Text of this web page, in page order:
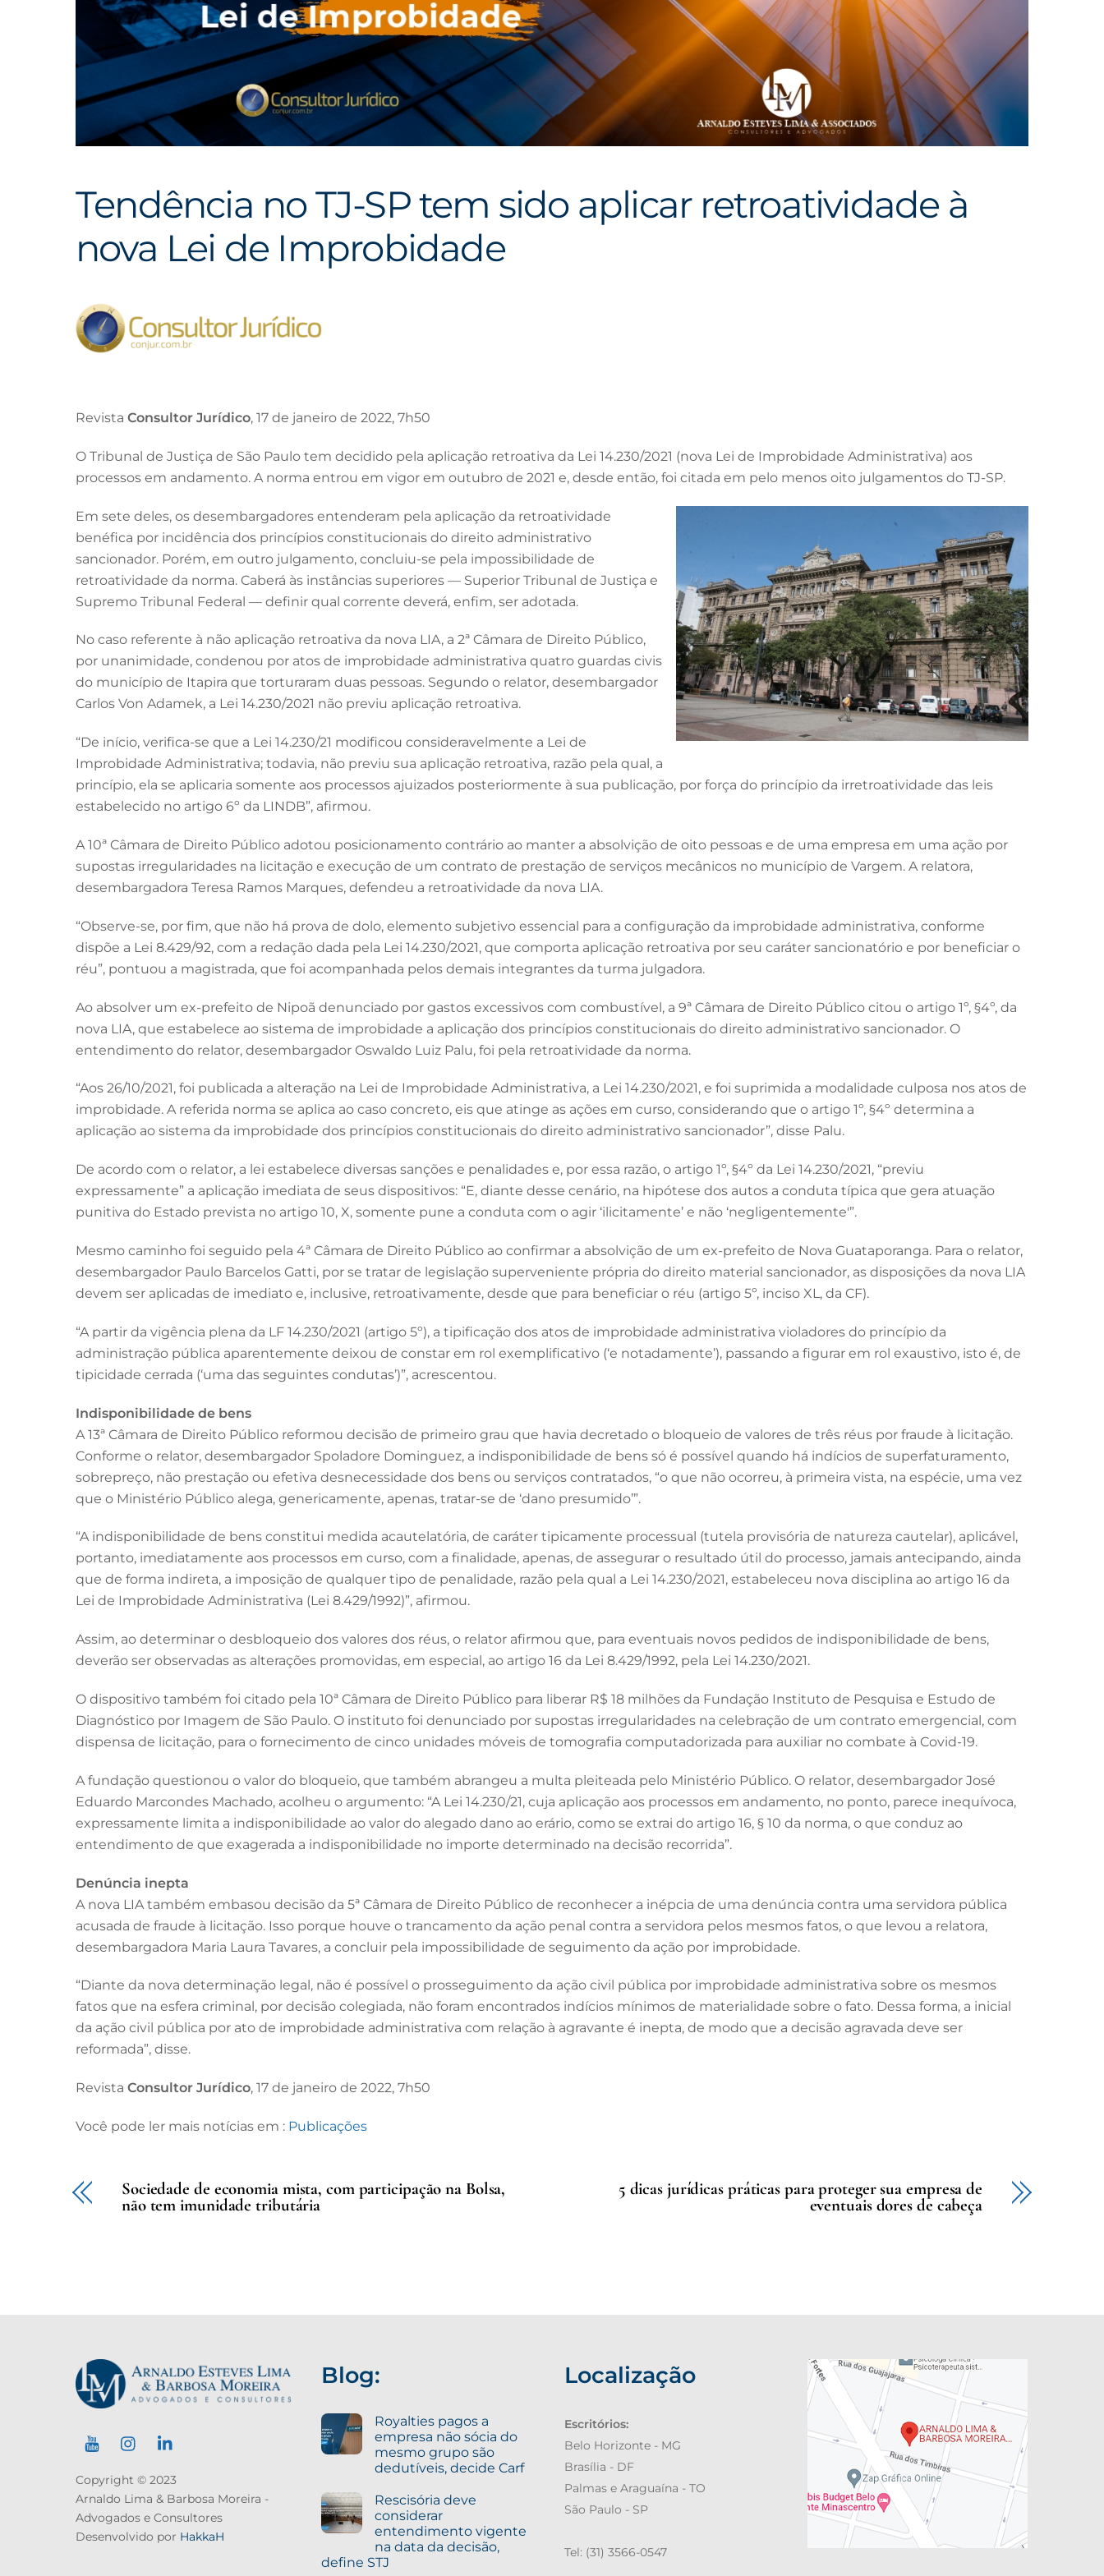
Tendência no TJ-SP tem sido aplicar retroatividade à
nova Lei de Improbidade
Revista Consultor Jurídico, 17 de janeiro de 2022, 7h50
O Tribunal de Justiça de São Paulo tem decidido pela aplicação retroativa da Lei 14.230/2021 (nova Lei de Improbidade Administrativa) aos
processos em andamento. A norma entrou em vigor em outubro de 2021 e, desde então, foi citada em pelo menos oito julgamentos do TJ-SP.
Em sete deles, os desembargadores entenderam pela aplicação da retroatividade
benéfica por incidência dos princípios constitucionais do direito administrativo
sancionador. Porém, em outro julgamento, concluiu-se pela impossibilidade de
retroatividade da norma. Caberá às instâncias superiores — Superior Tribunal de Justiça e
Supremo Tribunal Federal — definir qual corrente deverá, enfim, ser adotada.
No caso referente à não aplicação retroativa da nova LIA, a 2ª Câmara de Direito Público,
por unanimidade, condenou por atos de improbidade administrativa quatro guardas civis
do município de Itapira que torturaram duas pessoas. Segundo o relator, desembargador
Carlos Von Adamek, a Lei 14.230/2021 não previu aplicação retroativa.
“De início, verifica-se que a Lei 14.230/21 modificou consideravelmente a Lei de
Improbidade Administrativa; todavia, não previu sua aplicação retroativa, razão pela qual, a
princípio, ela se aplicaria somente aos processos ajuizados posteriormente à sua publicação, por força do princípio da irretroatividade das leis
estabelecido no artigo 6º da LINDB”, afirmou.
A 10ª Câmara de Direito Público adotou posicionamento contrário ao manter a absolvição de oito pessoas e de uma empresa em uma ação por
supostas irregularidades na licitação e execução de um contrato de prestação de serviços mecânicos no município de Vargem. A relatora,
desembargadora Teresa Ramos Marques, defendeu a retroatividade da nova LIA.
“Observe-se, por fim, que não há prova de dolo, elemento subjetivo essencial para a configuração da improbidade administrativa, conforme
dispõe a Lei 8.429/92, com a redação dada pela Lei 14.230/2021, que comporta aplicação retroativa por seu caráter sancionatório e por beneficiar o
réu”, pontuou a magistrada, que foi acompanhada pelos demais integrantes da turma julgadora.
Ao absolver um ex-prefeito de Nipoã denunciado por gastos excessivos com combustível, a 9ª Câmara de Direito Público citou o artigo 1º, §4º, da
nova LIA, que estabelece ao sistema de improbidade a aplicação dos princípios constitucionais do direito administrativo sancionador. O
entendimento do relator, desembargador Oswaldo Luiz Palu, foi pela retroatividade da norma.
“Aos 26/10/2021, foi publicada a alteração na Lei de Improbidade Administrativa, a Lei 14.230/2021, e foi suprimida a modalidade culposa nos atos de
improbidade. A referida norma se aplica ao caso concreto, eis que atinge as ações em curso, considerando que o artigo 1º, §4º determina a
aplicação ao sistema da improbidade dos princípios constitucionais do direito administrativo sancionador”, disse Palu.
De acordo com o relator, a lei estabelece diversas sanções e penalidades e, por essa razão, o artigo 1º, §4º da Lei 14.230/2021, “previu
expressamente” a aplicação imediata de seus dispositivos: “E, diante desse cenário, na hipótese dos autos a conduta típica que gera atuação
punitiva do Estado prevista no artigo 10, X, somente pune a conduta com o agir ‘ilicitamente’ e não ‘negligentemente'”.
Mesmo caminho foi seguido pela 4ª Câmara de Direito Público ao confirmar a absolvição de um ex-prefeito de Nova Guataporanga. Para o relator,
desembargador Paulo Barcelos Gatti, por se tratar de legislação superveniente própria do direito material sancionador, as disposições da nova LIA
devem ser aplicadas de imediato e, inclusive, retroativamente, desde que para beneficiar o réu (artigo 5º, inciso XL, da CF).
“A partir da vigência plena da LF 14.230/2021 (artigo 5º), a tipificação dos atos de improbidade administrativa violadores do princípio da
administração pública aparentemente deixou de constar em rol exemplificativo (‘e notadamente’), passando a figurar em rol exaustivo, isto é, de
tipicidade cerrada (‘uma das seguintes condutas’)”, acrescentou.
Indisponibilidade de bens
A 13ª Câmara de Direito Público reformou decisão de primeiro grau que havia decretado o bloqueio de valores de três réus por fraude à licitação.
Conforme o relator, desembargador Spoladore Dominguez, a indisponibilidade de bens só é possível quando há indícios de superfaturamento,
sobrepreço, não prestação ou efetiva desnecessidade dos bens ou serviços contratados, “o que não ocorreu, à primeira vista, na espécie, uma vez
que o Ministério Público alega, genericamente, apenas, tratar-se de ‘dano presumido’”.
“A indisponibilidade de bens constitui medida acautelatória, de caráter tipicamente processual (tutela provisória de natureza cautelar), aplicável,
portanto, imediatamente aos processos em curso, com a finalidade, apenas, de assegurar o resultado útil do processo, jamais antecipando, ainda
que de forma indireta, a imposição de qualquer tipo de penalidade, razão pela qual a Lei 14.230/2021, estabeleceu nova disciplina ao artigo 16 da
Lei de Improbidade Administrativa (Lei 8.429/1992)”, afirmou.
Assim, ao determinar o desbloqueio dos valores dos réus, o relator afirmou que, para eventuais novos pedidos de indisponibilidade de bens,
deverão ser observadas as alterações promovidas, em especial, ao artigo 16 da Lei 8.429/1992, pela Lei 14.230/2021.
O dispositivo também foi citado pela 10ª Câmara de Direito Público para liberar R$ 18 milhões da Fundação Instituto de Pesquisa e Estudo de
Diagnóstico por Imagem de São Paulo. O instituto foi denunciado por supostas irregularidades na celebração de um contrato emergencial, com
dispensa de licitação, para o fornecimento de cinco unidades móveis de tomografia computadorizada para auxiliar no combate à Covid-19.
A fundação questionou o valor do bloqueio, que também abrangeu a multa pleiteada pelo Ministério Público. O relator, desembargador José
Eduardo Marcondes Machado, acolheu o argumento: “A Lei 14.230/21, cuja aplicação aos processos em andamento, no ponto, parece inequívoca,
expressamente limita a indisponibilidade ao valor do alegado dano ao erário, como se extrai do artigo 16, § 10 da norma, o que conduz ao
entendimento de que exagerada a indisponibilidade no importe determinado na decisão recorrida”.
Denúncia inepta
A nova LIA também embasou decisão da 5ª Câmara de Direito Público de reconhecer a inépcia de uma denúncia contra uma servidora pública
acusada de fraude à licitação. Isso porque houve o trancamento da ação penal contra a servidora pelos mesmos fatos, o que levou a relatora,
desembargadora Maria Laura Tavares, a concluir pela impossibilidade de seguimento da ação por improbidade.
“Diante da nova determinação legal, não é possível o prosseguimento da ação civil pública por improbidade administrativa sobre os mesmos
fatos que na esfera criminal, por decisão colegiada, não foram encontrados indícios mínimos de materialidade sobre o fato. Dessa forma, a inicial
da ação civil pública por ato de improbidade administrativa com relação à agravante é inepta, de modo que a decisão agravada deve ser
reformada”, disse.
Revista Consultor Jurídico, 17 de janeiro de 2022, 7h50
Você pode ler mais notícias em : Publicações
Sociedade de economia mista, com participação na Bolsa,
não tem imunidade tributária
5 dicas jurídicas práticas para proteger sua empresa de
eventuais dores de cabeça
Copyright © 2023
Arnaldo Lima & Barbosa Moreira -
Advogados e Consultores
Desenvolvido por HakkaH
Blog:
Royalties pagos a
empresa não sócia do
mesmo grupo são
dedutíveis, decide Carf
Rescisória deve
considerar
entendimento vigente
na data da decisão,
define STJ
Localização
Escritórios:
Belo Horizonte - MG
Brasília - DF
Palmas e Araguaína - TO
São Paulo - SP
Tel: (31) 3566-0547